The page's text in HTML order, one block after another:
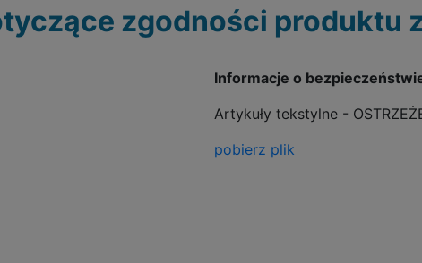
zgodności produktu
Informacje o
Artykuły tekstylne -
pobierz plik